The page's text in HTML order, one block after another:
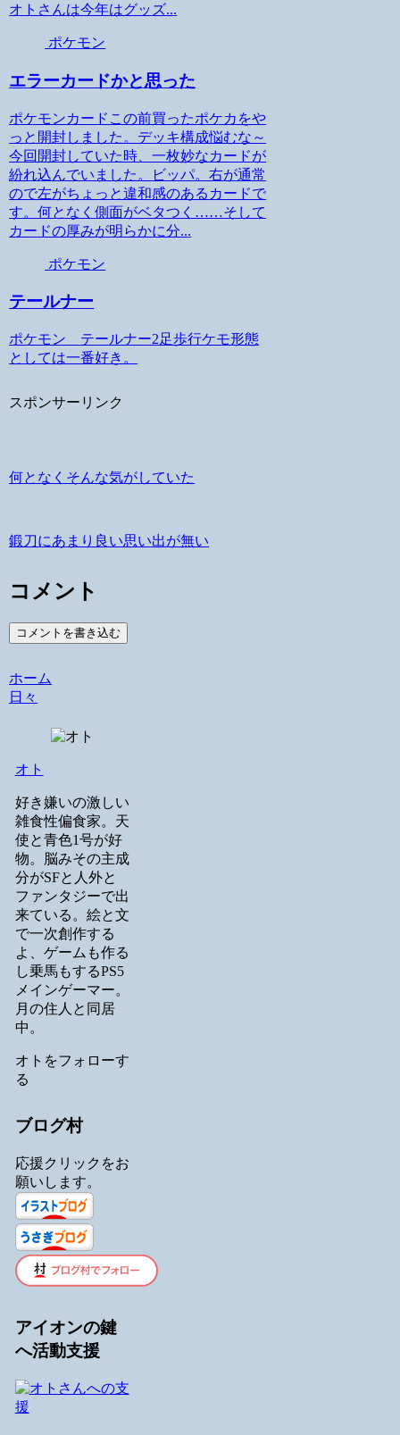
オトさんは今年はグッズ...
ポケモン
エラーカードかと思った
ポケモンカードこの前買ったポケカをや
っと開封しました。デッキ構成悩むな～
今回開封していた時、一枚妙なカードが
紛れ込んでいました。ビッパ。右が通常
ので左がちょっと違和感のあるカードで
す。何となく側面がベタつく……そして
カードの厚みが明らかに分...
ポケモン
テールナー
ポケモン テールナー2足歩行ケモ形態
としては一番好き。
スポンサーリンク
何となくそんな気がしていた
鍛刀にあまり良い思い出が無い
コメント
コメントを書き込む
ホーム
日々
オト
好き嫌いの激しい
雑食性偏食家。天
使と青色1号が好
物。脳みその主成
分がSFと人外と
ファンタジーで出
来ている。絵と文
で一次創作する
よ、ゲームも作る
し乗馬もするPS5
メインゲーマー。
月の住人と同居
中。
オトをフォローす
る
ブログ村
応援クリックをお
願いします。
アイオンの鍵
へ活動支援